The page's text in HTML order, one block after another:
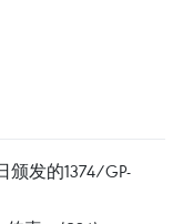
颁发的1374/GP-